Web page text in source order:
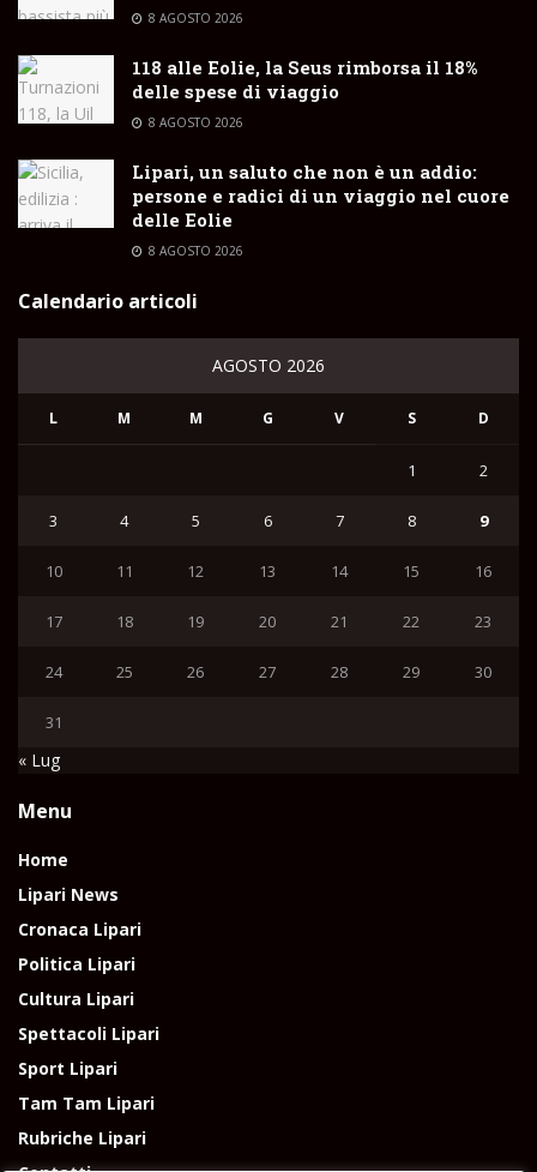
8 AGOSTO 2026
118 alle Eolie, la Seus rimborsa il 18%
delle spese di viaggio
8 AGOSTO 2026
Lipari, un saluto che non è un addio:
persone e radici di un viaggio nel cuore
delle Eolie
8 AGOSTO 2026
Calendario articoli
AGOSTO 2026
L M M G V S D
1 2
3 4 5 6 7 8 9
10 11 12 13 14 15 16
17 18 19 20 21 22 23
24 25 26 27 28 29 30
31
« Lug
Menu
Home
Lipari News
Cronaca Lipari
Politica Lipari
Cultura Lipari
Spettacoli Lipari
Sport Lipari
Tam Tam Lipari
Rubriche Lipari